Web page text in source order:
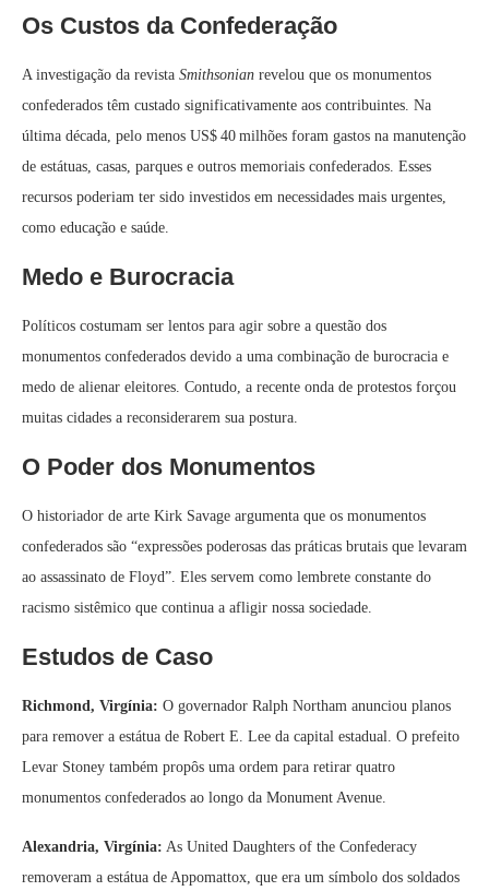
Os Custos da Confederação
A investigação da revista Smithsonian revelou que os monumentos
confederados têm custado significativamente aos contribuintes. Na
última década, pelo menos US$ 40 milhões foram gastos na manutenção
de estátuas, casas, parques e outros memoriais confederados. Esses
recursos poderiam ter sido investidos em necessidades mais urgentes,
como educação e saúde.
Medo e Burocracia
Políticos costumam ser lentos para agir sobre a questão dos
monumentos confederados devido a uma combinação de burocracia e
medo de alienar eleitores. Contudo, a recente onda de protestos forçou
muitas cidades a reconsiderarem sua postura.
O Poder dos Monumentos
O historiador de arte Kirk Savage argumenta que os monumentos
confederados são “expressões poderosas das práticas brutais que levaram
ao assassinato de Floyd”. Eles servem como lembrete constante do
racismo sistêmico que continua a afligir nossa sociedade.
Estudos de Caso
Richmond, Virgínia: O governador Ralph Northam anunciou planos
para remover a estátua de Robert E. Lee da capital estadual. O prefeito
Levar Stoney também propôs uma ordem para retirar quatro
monumentos confederados ao longo da Monument Avenue.
Alexandria, Virgínia: As United Daughters of the Confederacy
removeram a estátua de Appomattox, que era um símbolo dos soldados